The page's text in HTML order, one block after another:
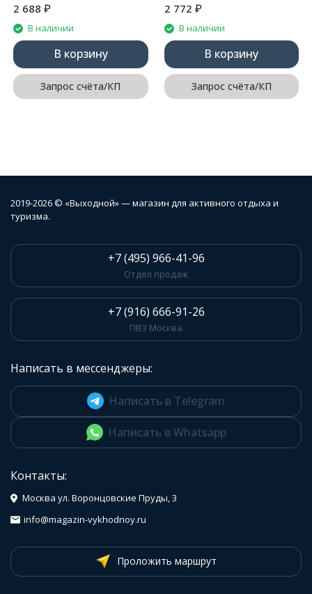
2 688 ₽
В наличии
В корзину
Запрос счёта/КП
2 772 ₽
В наличии
В корзину
Запрос счёта/КП
2019-2026 © «Выходной» — магазин для активного отдыха и
туризма.
+7 (495) 966-41-96
Отдел продаж
+7 (916) 666-91-26
ПВЗ Москва
Написать в мессенджеры:
Написать в Telegram
Написать в Whatsapp
Контакты:
Москва ул. Воронцовские Пруды, 3
info@magazin-vykhodnoy.ru
Проложить маршрут